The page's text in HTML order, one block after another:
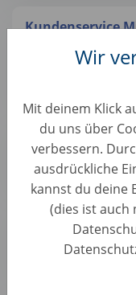
Wir
Mit deinem Klick
du uns über
verbessern.
ausdrückliche
kannst du deine
(dies ist auch
Kundenservice
Out (d/m/w)
Kundenservice •
Kundenservice •
Autohero
Wheels
KFZ Positionen •
Autohero